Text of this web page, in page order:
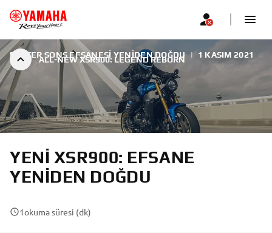
ALL-NEW XSR900: LEGEND REBORN
FASTER SONS EFSANESI YENIDEN DOĞDU | 1 KASIM 2021
YENI XSR900: EFSANE
YENIDEN DOĞDU
1okuma süresi (dk)